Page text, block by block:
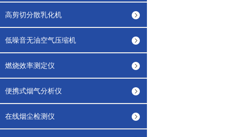
高剪切分散乳化机
低噪音无油空气压缩机
燃烧效率测定仪
便携式烟气分析仪
在线烟尘检测仪